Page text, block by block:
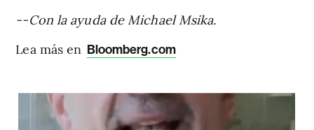
--Con la ayuda de Michael Msika.
Lea más en Bloomberg.com